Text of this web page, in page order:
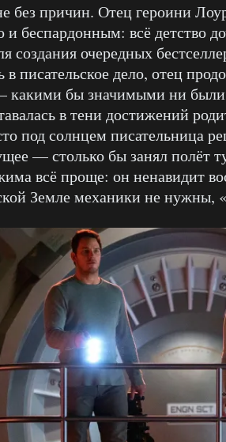
без причин. Отец героини
беспардонным: всё детство
создания очередных
в писательское дело, отец
какими бы значимыми ни
в тени достижений
под солнцем писательница
— столько бы занял полёт
всё проще: он ненавидит
Земле механики не нужны,